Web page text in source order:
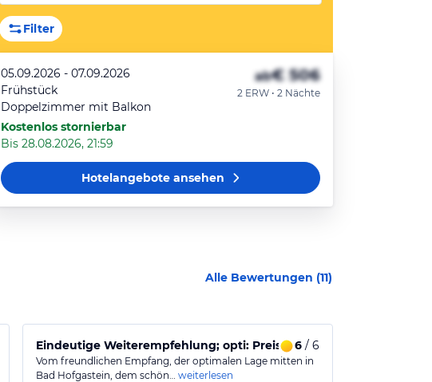
Filter
05.09.2026 - 07.09.2026
Frühstück
Doppelzimmer mit Balkon
Kostenlos stornierbar
Bis 28.08.2026, 21:59
ab€ 506
2 ERW • 2 Nächte
Hotelangeboteansehen
Alle Bewertungen (11)
Eindeutige Weiterempfehlung; opti: Preis/Leistung
6/ 6
Vom freundlichen Empfang, der optimalen Lage mitten in
Bad Hofgastein, dem schön… weiterlesen